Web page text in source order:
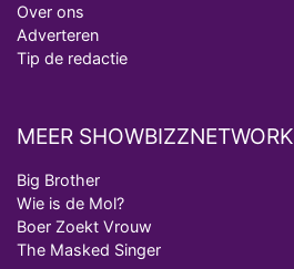
Over ons
Adverteren
Tip de redactie
MEER SHOWBIZZNETWORK
Big Brother
Wie is de Mol?
Boer Zoekt Vrouw
The Masked Singer